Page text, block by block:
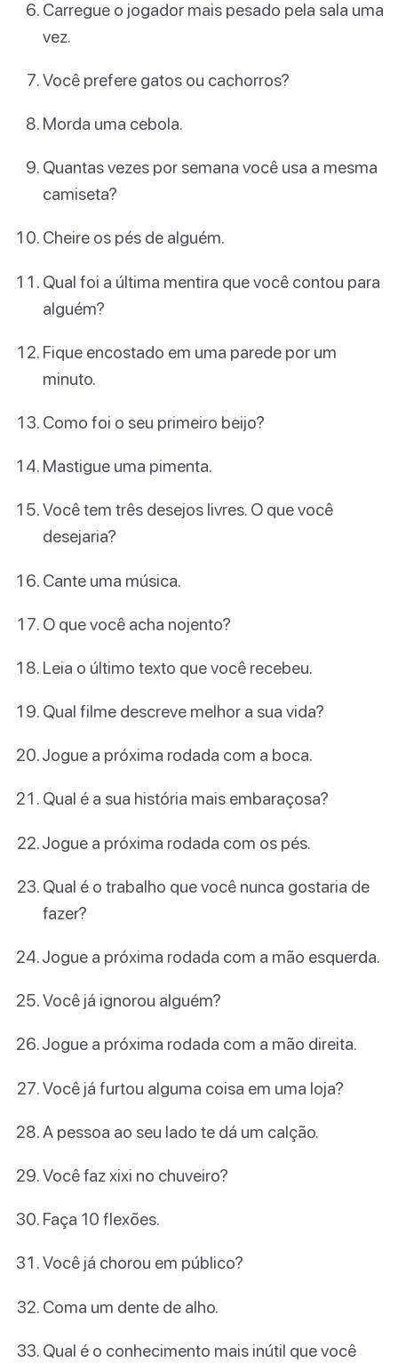
Carregue o jogador mais pesado pela sala uma
vez.
Você prefere gatos ou cachorros?
Morda uma cebola.
Quantas vezes por semana você usa a mesma
camiseta?
Cheire os pés de alguém.
Qual foi a última mentira que você contou para
alguém?
Fique encostado em uma parede por um
minuto.
Como foi o seu primeiro beijo?
Mastigue uma pimenta.
Você tem três desejos livres. O que você
desejaria?
Cante uma música.
O que você acha nojento?
Leia o último texto que você recebeu.
Qual filme descreve melhor a sua vida?
Jogue a próxima rodada com a boca.
Qual é a sua história mais embaraçosa?
Jogue a próxima rodada com os pés.
Qual é o trabalho que você nunca gostaria de
fazer?
Jogue a próxima rodada com a mão esquerda.
Você já ignorou alguém?
Jogue a próxima rodada com a mão direita.
Você já furtou alguma coisa em uma loja?
A pessoa ao seu lado te dá um calção.
Você faz xixi no chuveiro?
Faça 10 flexões.
Você já chorou em público?
Coma um dente de alho.
Qual é o conhecimento mais inútil que você